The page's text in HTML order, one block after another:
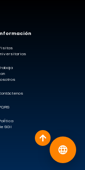
Información
SGI